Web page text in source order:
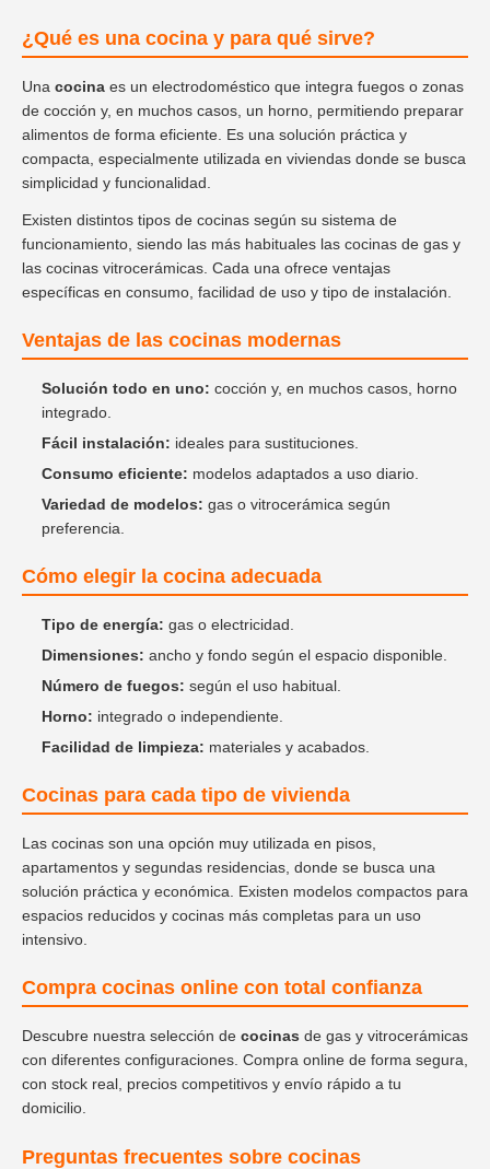
¿Qué es una cocina y para qué sirve?
Una cocina es un electrodoméstico que integra fuegos o zonas
de cocción y, en muchos casos, un horno, permitiendo preparar
alimentos de forma eficiente. Es una solución práctica y
compacta, especialmente utilizada en viviendas donde se busca
simplicidad y funcionalidad.
Existen distintos tipos de cocinas según su sistema de
funcionamiento, siendo las más habituales las cocinas de gas y
las cocinas vitrocerámicas. Cada una ofrece ventajas
específicas en consumo, facilidad de uso y tipo de instalación.
Ventajas de las cocinas modernas
Solución todo en uno: cocción y, en muchos casos, horno
integrado.
Fácil instalación: ideales para sustituciones.
Consumo eficiente: modelos adaptados a uso diario.
Variedad de modelos: gas o vitrocerámica según
preferencia.
Cómo elegir la cocina adecuada
Tipo de energía: gas o electricidad.
Dimensiones: ancho y fondo según el espacio disponible.
Número de fuegos: según el uso habitual.
Horno: integrado o independiente.
Facilidad de limpieza: materiales y acabados.
Cocinas para cada tipo de vivienda
Las cocinas son una opción muy utilizada en pisos,
apartamentos y segundas residencias, donde se busca una
solución práctica y económica. Existen modelos compactos para
espacios reducidos y cocinas más completas para un uso
intensivo.
Compra cocinas online con total confianza
Descubre nuestra selección de cocinas de gas y vitrocerámicas
con diferentes configuraciones. Compra online de forma segura,
con stock real, precios competitivos y envío rápido a tu
domicilio.
Preguntas frecuentes sobre cocinas